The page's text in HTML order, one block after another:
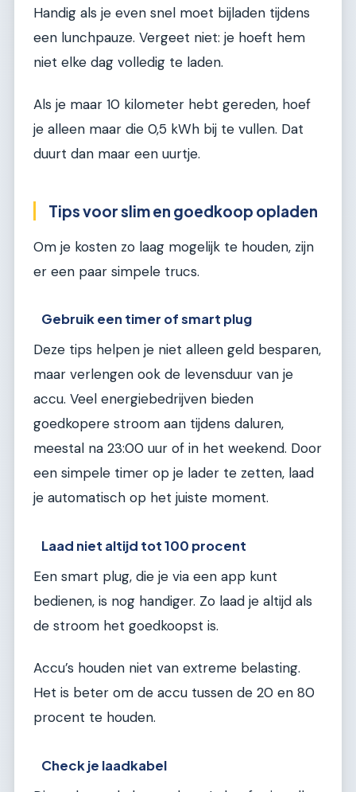
Handig als je even snel moet bijladen tijdens
een lunchpauze. Vergeet niet: je hoeft hem
niet elke dag volledig te laden.
Als je maar 10 kilometer hebt gereden, hoef
je alleen maar die 0,5 kWh bij te vullen. Dat
duurt dan maar een uurtje.
Tips voor slim en goedkoop opladen
Om je kosten zo laag mogelijk te houden, zijn
er een paar simpele trucs.
Gebruik een timer of smart plug
Deze tips helpen je niet alleen geld besparen,
maar verlengen ook de levensduur van je
accu. Veel energiebedrijven bieden
goedkopere stroom aan tijdens daluren,
meestal na 23:00 uur of in het weekend. Door
een simpele timer op je lader te zetten, laad
je automatisch op het juiste moment.
Laad niet altijd tot 100 procent
Een smart plug, die je via een app kunt
bedienen, is nog handiger. Zo laad je altijd als
de stroom het goedkoopst is.
Accu’s houden niet van extreme belasting.
Het is beter om de accu tussen de 20 en 80
procent te houden.
Check je laadkabel